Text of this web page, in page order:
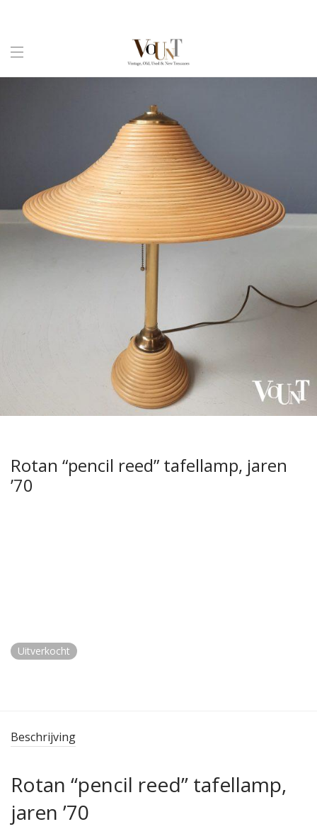
Rotan “pencil reed” tafellamp, jaren
’70
Uitverkocht
Beschrijving
Rotan “pencil reed” tafellamp,
jaren ’70